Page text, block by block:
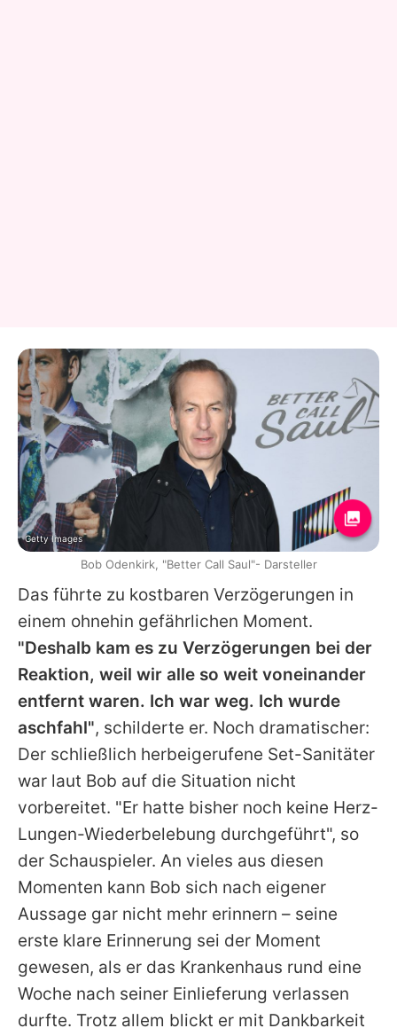
Das führte zu kostbaren Verzögerungen in
einem ohnehin gefährlichen Moment.
"Deshalb kam es zu Verzögerungen bei der
Reaktion, weil wir alle so weit voneinander
entfernt waren. Ich war weg. Ich wurde
aschfahl", schilderte er. Noch dramatischer:
Der schließlich herbeigerufene Set-Sanitäter
war laut Bob auf die Situation nicht
vorbereitet. "Er hatte bisher noch keine Herz-
Lungen-Wiederbelebung durchgeführt", so
der Schauspieler. An vieles aus diesen
Momenten kann Bob sich nach eigener
Aussage gar nicht mehr erinnern – seine
erste klare Erinnerung sei der Moment
gewesen, als er das Krankenhaus rund eine
Woche nach seiner Einlieferung verlassen
durfte. Trotz allem blickt er mit Dankbarkeit
Getty Images
Bob Odenkirk, "Better Call Saul"- Darsteller